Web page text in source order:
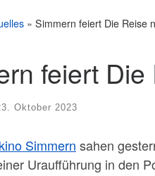
» Simmern feiert Die Reise
feiert
Oktober 2023
Simmern sahen
Uraufführung in den